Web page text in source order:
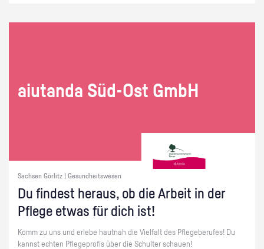
ai­utan­da Süd-Ost GmbH
Sachsen Görlitz | Gesundheitswesen
Du fin­dest her­aus, ob die Ar­beit in der
Pfle­ge etwas für dich ist!
Komm zu uns und er­le­be haut­nah die Viel­falt des Pfle­ge­be­ru­fes! Du
kannst ech­ten Pfle­ge­pro­fis über die Schul­ter schau­en!